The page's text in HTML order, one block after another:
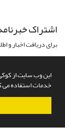
این وب سایت از کوکی
خدمات استفاده می
اشتراک
برای دریافت اخبار و
سامانه مدیریت